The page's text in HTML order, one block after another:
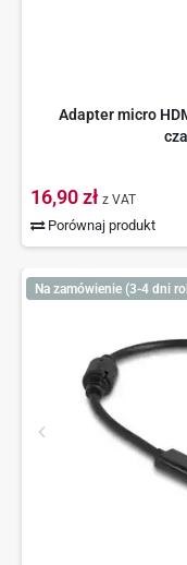
Adapter micro
16,90 zł z VAT
Porównaj produkt
Na zamówienie (3-4 dni